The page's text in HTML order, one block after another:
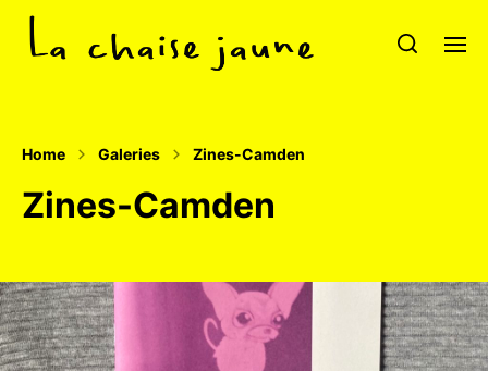
Home Galeries Zines-Camden
Zines-Camden